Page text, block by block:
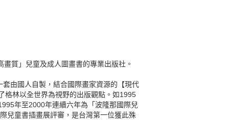
質」兒童及成人圖畫書的專業出版社。
由國人自製，結合國際畫家資源的【現代
林以全世界為視野的出版觀點。如1995
年至2000年連續六年為「波隆那國際兒
兒童書插畫展評審，是台灣第一位獲此殊